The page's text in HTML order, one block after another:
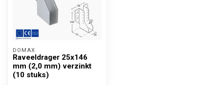
DOMAX
Raveeldrager 25x146
mm (2,0 mm) verzinkt
(10 stuks)